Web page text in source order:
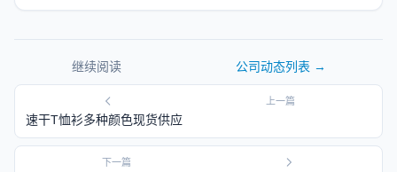
继续阅读 公司动态列表 →
上一篇
速干T恤衫多种颜色现货供应
下一篇